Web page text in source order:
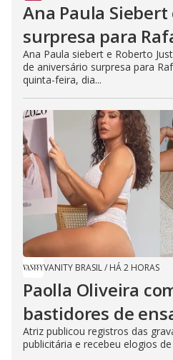
Ana Paula
surpresa para
Ana Paula siebert e Roberto
de aniversário surpresa para
quinta-feira, dia...
VANITY BRASIL/ HÁ 2 HORAS
Paolla Oliveira
bastidores de
Atriz publicou registros das
publicitária e recebeu elogios